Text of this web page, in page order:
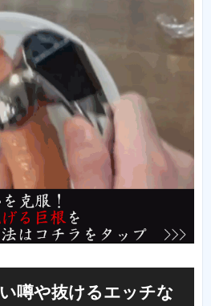
噂や抜けるエッチな